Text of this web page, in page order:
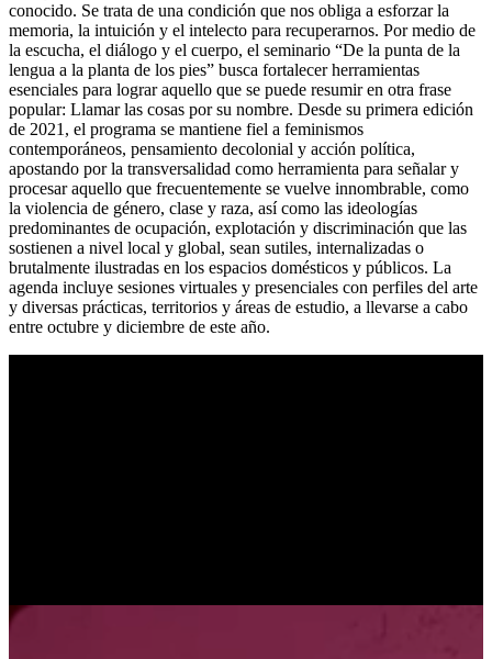
conocido. Se trata de una condición que nos obliga a esforzar la
memoria, la intuición y el intelecto para recuperarnos. Por medio de
la escucha, el diálogo y el cuerpo, el seminario “De la punta de la
lengua a la planta de los pies” busca fortalecer herramientas
esenciales para lograr aquello que se puede resumir en otra frase
popular: Llamar las cosas por su nombre. Desde su primera edición
de 2021, el programa se mantiene fiel a feminismos
contemporáneos, pensamiento decolonial y acción política,
apostando por la transversalidad como herramienta para señalar y
procesar aquello que frecuentemente se vuelve innombrable, como
la violencia de género, clase y raza, así como las ideologías
predominantes de ocupación, explotación y discriminación que las
sostienen a nivel local y global, sean sutiles, internalizadas o
brutalmente ilustradas en los espacios domésticos y públicos. La
agenda incluye sesiones virtuales y presenciales con perfiles del arte
y diversas prácticas, territorios y áreas de estudio, a llevarse a cabo
entre octubre y diciembre de este año.